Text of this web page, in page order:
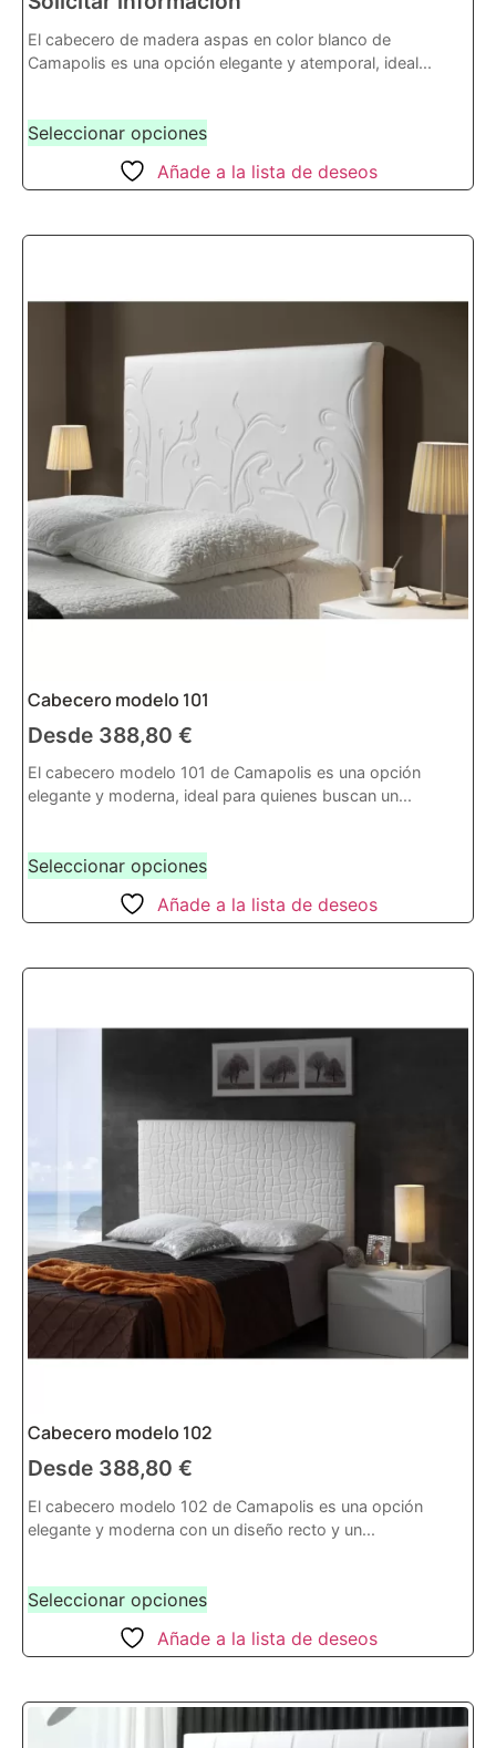
El cabecero de madera aspas en color blanco de
Camapolis es una opción elegante y atemporal, ideal...
Seleccionar opciones
Añade a la lista de deseos
Cabecero modelo 101
Desde 388,80 €
El cabecero modelo 101 de Camapolis es una opción
elegante y moderna, ideal para quienes buscan un...
Seleccionar opciones
Añade a la lista de deseos
Cabecero modelo 102
Desde 388,80 €
El cabecero modelo 102 de Camapolis es una opción
elegante y moderna con un diseño recto y un...
Seleccionar opciones
Añade a la lista de deseos